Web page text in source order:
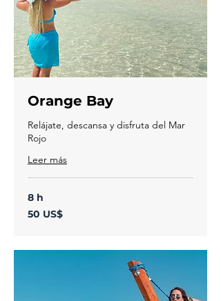
Orange Bay
Relájate, descansa y disfruta del Mar
Rojo
Leer más
8 h
50
dólares
50 US$